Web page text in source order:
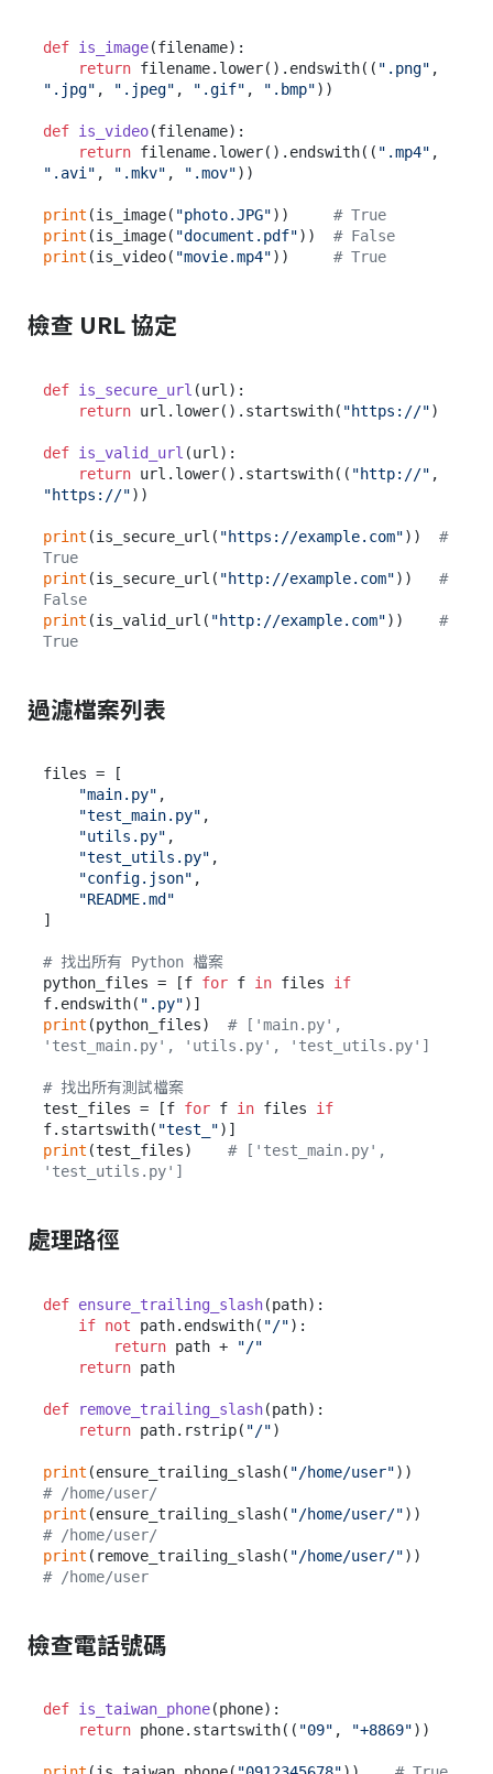
def is_image(filename):
return filename.lower().endswith(( ".png"
".jpg" , ".jpeg" , ".gif" , ".bmp"))
def is_video(filename):
return filename.lower().endswith(( ".mp4"
".avi" , ".mkv" , ".mov"))
print (is_image( "photo.JPG")) # True
print (is_image( "document.pdf")) # False
print (is_video( "movie.mp4")) # True
檢查 URL 協定
def is_secure_url (url ):
return url.lower().startswith( "https://")
def is_valid_url (url ):
return url.lower().startswith(( "http://"
"https://"))
print (is_secure_url( "https://example.com")) #
True
print (is_secure_url( "http://example.com")) #
False
print (is_valid_url( "http://example.com")) #
True
過濾檔案列表
files = [
"main.py" ,
"test_main.py" ,
"utils.py" ,
"test_utils.py" ,
"config.json" ,
"README.md"
]
# 找出所有 Python 檔案
python_files = [f for f in files if
f.endswith( ".py"
print (python_files) # ['main.py',
'test_main.py', 'utils.py', 'test_utils.py']
# 找出所有測試檔案
test_files = [f for f in files if
f.startswith( "test_"
print (test_files) # ['test_main.py',
'test_utils.py']
處理路徑
def ensure_trailing_slash(path):
if not path.endswith( "/"):
return path +
"/"
return path
def remove_trailing_slash(path):
return path.rstrip( "/")
print (ensure_trailing_slash( "/home/user"
# /home/user/
print (ensure_trailing_slash( "/home/user/"
# /home/user/
print (remove_trailing_slash( "/home/user/"
# /home/user
檢查電話號碼
def is_taiwan_phone(phone):
return phone.startswith(( "09" , "+8869"))